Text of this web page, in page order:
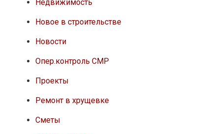
Недвижимость
Новое в строительстве
Новости
Опер.контроль СМР
Проекты
Ремонт в хрущевке
Сметы